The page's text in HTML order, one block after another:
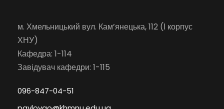
м. Хмельницький вул. Кам’янецька, 112 (І корпус
ХНУ)
Кафедра: 1-114
Завідувач кафедри: 1-115
096-847-04-51